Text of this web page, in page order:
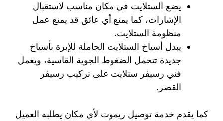
يضع الستلايت في مكان مناسب لاستقبال
الإشارات، كما يمنع أي عائق قد يمنع عمل
منظومة الستلايت.
يبدل أسياخ الستلايت الحاملة للإبرة بأسياخ
جديدة تتحمل الضغوط الجوية القاسية، ويعمل
فني رسيفر ستلايت على تركيب رسيفر
القصر.
كما يقدم خدمة توصيل ريموت لأي مكان يطلبه العميل